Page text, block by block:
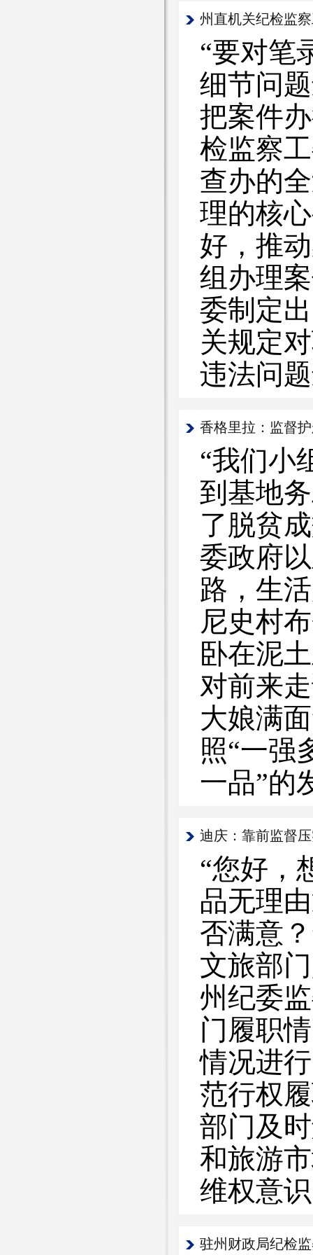
州直机关纪检监
“要对笔
细节问
把案件
检监察
查办的
理的核
好，推
组办理
委制定
关规定
违法问
香格里拉：监督
“我们小
到基地
了脱贫
委政府
路，生
尼史村
卧在泥
对前来
大娘满
照“一强
一品”的
迪庆：靠前监督
“您好，
品无理
否满意
文旅部
州纪委
门履职
情况进
范行权
部门及
和旅游
维权意
驻州财政局纪检